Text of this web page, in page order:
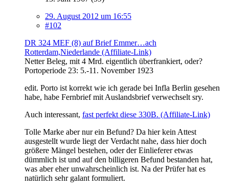
29. August 2012 um 16:55
#102
DR 324 MEF (8) auf Brief Emmer…ach
Rotterdam,Niederlande (Affiliate-Link)
Netter Beleg, mit 4 Mrd. eigentlich überfrankiert, oder?
Portoperiode 23: 5.-11. November 1923
edit. Porto ist korrekt wie ich gerade bei Infla Berlin gesehen
habe, habe Fernbrief mit Auslandsbrief verwechselt sry.
Auch interessant, fast perfekt diese 330B. (Affiliate-Link)
Tolle Marke aber nur ein Befund? Da hier kein Attest
ausgestellt wurde liegt der Verdacht nahe, dass hier doch
größere Mängel bestehen, oder der Einlieferer etwas
dümmlich ist und auf den billigeren Befund bestanden hat,
was aber eher unwahrscheinlich ist. Na der Prüfer hat es
natürlich sehr galant formuliert.